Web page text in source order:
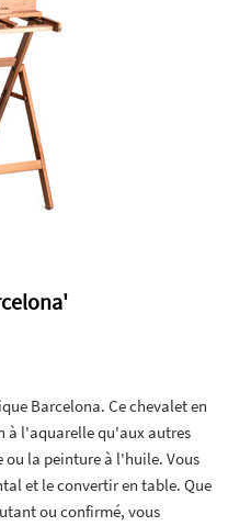
Barcelona. Ce chevalet en
à l'aquarelle qu'aux autres
la peinture à l'huile. Vous
et le convertir en table. Que
ou confirmé, vous